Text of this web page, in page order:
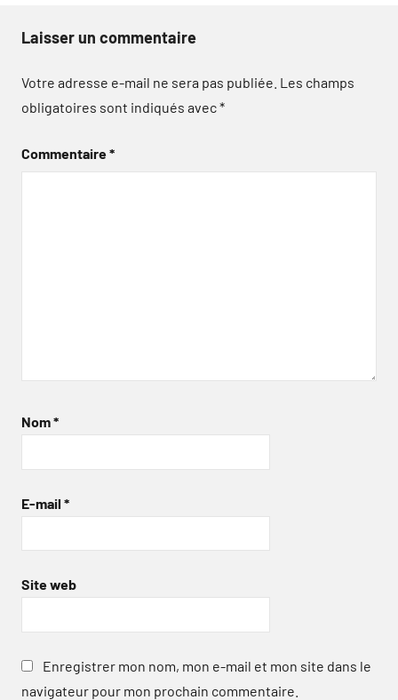
Laisser un commentaire
Votre adresse e-mail ne sera pas publiée. Les champs
obligatoires sont indiqués avec*
Commentaire*
Nom*
E-mail *
Site web
Enregistrer mon nom, mon e-mail et mon site dans le
navigateur pour mon prochain commentaire.